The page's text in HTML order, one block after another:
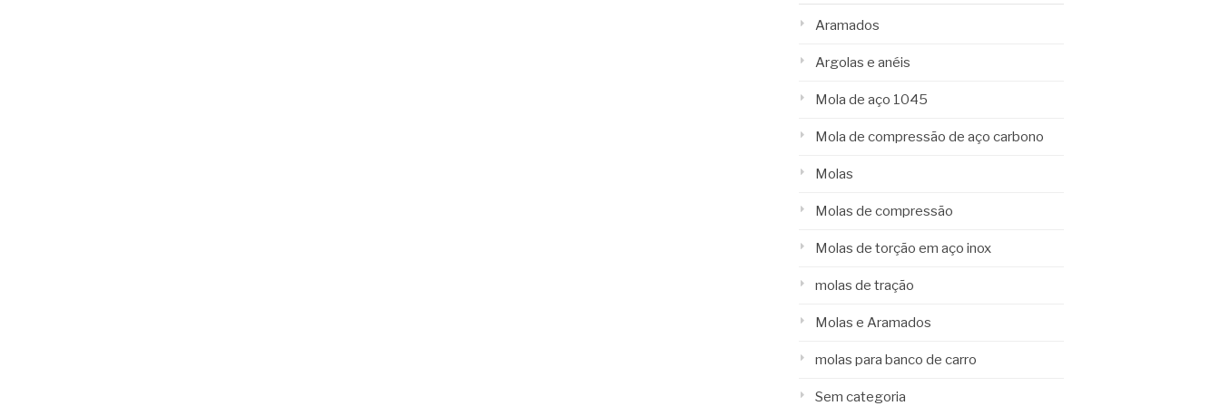
Aramados
Argolas e anéis
Mola de aço 1045
Mola de compressão de aço carbono
Molas
Molas de compressão
Molas de torção em aço inox
molas de tração
Molas e Aramados
molas para banco de carro
Sem categoria